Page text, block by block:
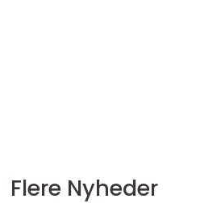
Flere Nyheder